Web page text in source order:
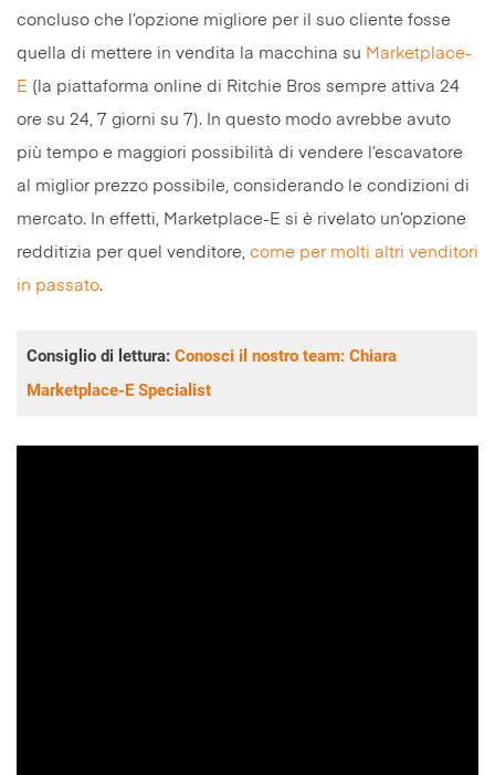
concluso che l’opzione migliore per il suo cliente fosse
quella di mettere in vendita la macchina su Marketplace-
E (la piattaforma online di Ritchie Bros sempre attiva 24
ore su 24, 7 giorni su 7). In questo modo avrebbe avuto
più tempo e maggiori possibilità di vendere l’escavatore
al miglior prezzo possibile, considerando le condizioni di
mercato. In effetti, Marketplace-E si è rivelato un’opzione
redditizia per quel venditore, come per molti altri venditori
in passato.
Consiglio di lettura: Conosci il nostro team: Chiara
Marketplace-E Specialist